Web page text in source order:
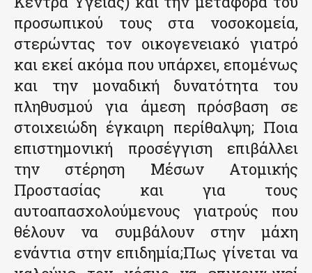
προσωπικού τους στα νοσοκομεία,
στερώντας τον οικογενειακό γιατρό
και εκεί ακόμα που υπάρχει, επομένως
και την μοναδική δυνατότητα του
πληθυσμού για άμεση πρόσβαση σε
στοιχειώδη έγκαιρη περίθαλψη; Ποια
επιστημονική προσέγγιση επιβάλλει
την στέρηση Μέσων Ατομικής
Προστασίας και για τους
αυτοαπασχολούμενους γιατρούς που
θέλουν να συμβάλουν στην μάχη
ενάντια στην επιδημία;Πως γίνεται να